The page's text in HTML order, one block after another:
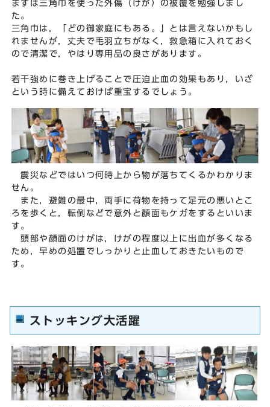
まずは三角巾を使った外傷（けが）の被覆を勉強しまし
た。
三角巾は，「どの御家庭にもある。」とは言えないかもし
れませんが，丈夫で毛羽立ちがなく，救急箱に入れておく
ので清潔で，やはり専用品の良さがあります。
若干強めに巻き上げることで圧迫止血の効果もあり，いざ
という時に備えておけば重宝するでしょう。
震災などではいつ何時上から物が落ちてくるかわかりま
せん。
また，避難の最中，両手に荷物を持って足元の悪いとこ
ろを歩くと，転倒などで意外と顔面もケガをするといいま
す。
頭部や顔面のけがは，けがの程度以上に出血が多くなる
ため，早めの処置でしっかりと止血しておきたいもので
す。
ストッキング大活躍